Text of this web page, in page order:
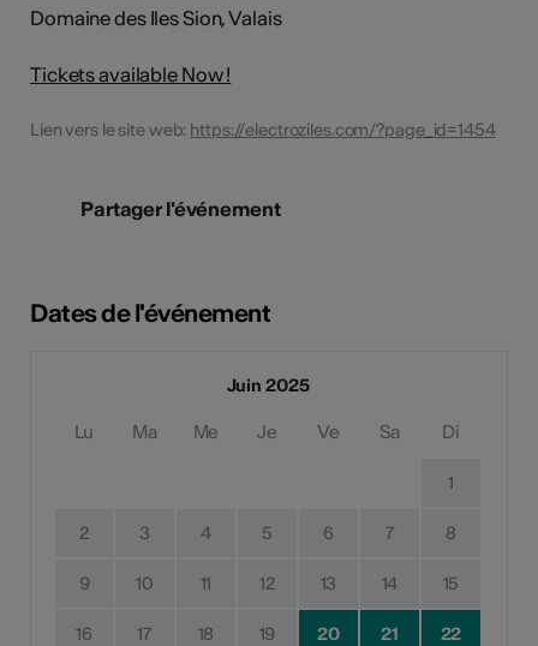
Domaine des Iles Sion, Valais
Tickets available Now !
Lien vers le site web: https://electroziles.com/?page_id=1454
Partager l'événement
Dates de l'événement
Juin 2025
Lu Ma Me Je Ve Sa Di
1
2 3 4 5 6 7 8
9 10 11 12 13 14 15
16 17 18 19 20 21 22